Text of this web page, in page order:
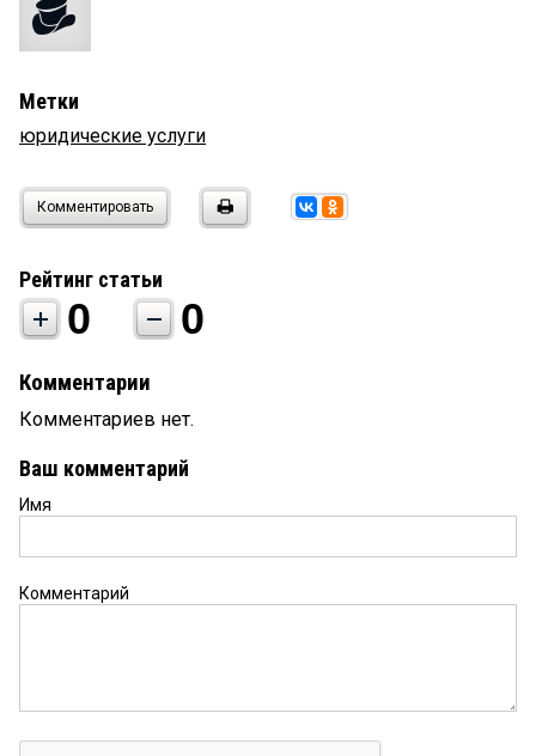
Метки
юридические услуги
Комментировать
Рейтинг статьи
0 0
Комментарии
Комментариев нет.
Ваш комментарий
Имя
Комментарий